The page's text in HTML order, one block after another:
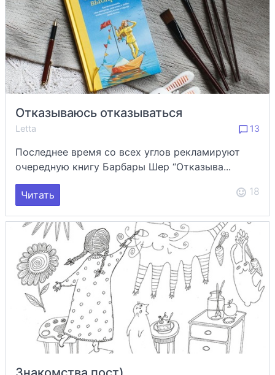
Отказываюсь отказываться
Letta 13
Последнее время со всех углов рекламируют
очередную книгу Барбары Шер “Отказыва...
Читать 18